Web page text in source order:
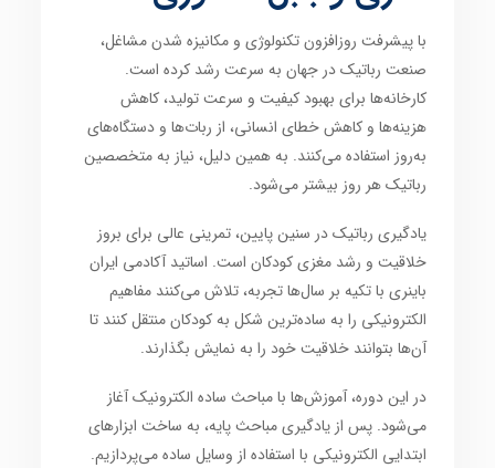
با پیشرفت روزافزونتکنولوژی ومکانیزه شدن مشاغل،
صنعت رباتیکدر جهان به سرعت رشد کرده است.
کارخانه‌ها برای بهبود کیفیت و سرعت تولید،کاهش
هزینه‌ها وکاهش خطای انسانی، از ربات‌ها ودستگاه‌های
به‌روز استفاده می‌کنند. به همین دلیل، نیاز به متخصصین
رباتیکهر روز بیشتر می‌شود.
یادگیری رباتیک در سنین پایین، تمرینی عالی برای بروز
خلاقیت و رشد مغزی کودکان است. اساتیدآکادمی ایران
باینری با تکیه بر سال‌ها تجربه، تلاش می‌کنندمفاهیم
الکترونیکی را به ساده‌ترین شکل بهکودکانمنتقل کنند تا
آن‌ها بتوانندخلاقیتخود را به نمایش بگذارند.
در این دوره، آموزش‌ها بامباحث ساده الکترونیکآغاز
می‌شود. پس از یادگیریمباحث پایه، به ساخت ابزارهای
ابتدایی الکترونیکی با استفاده از وسایل ساده می‌پردازیم.